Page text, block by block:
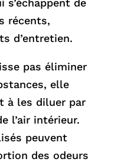
de
récents,
d’entretien.
pas éliminer
elle
à les diluer par
l’air intérieur.
peuvent
des odeurs